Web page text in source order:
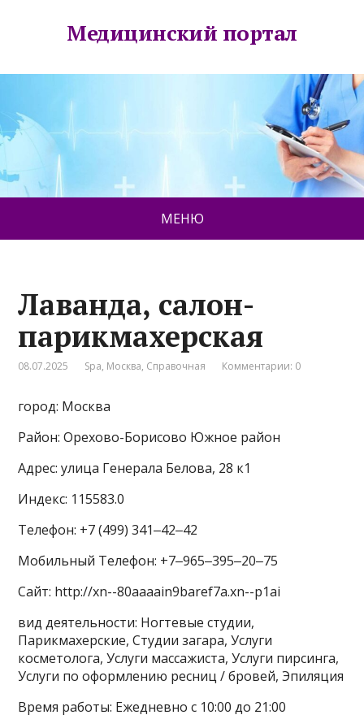
Медицинский портал
МЕНЮ
Лаванда, салон-
парикмахерская
08.07.2025 Spa, Москва, Справочная Комментарии: 0
город: Москва
Район: Орехово-Борисово Южное район
Адрес: улица Генерала Белова, 28 к1
Индекс: 115583.0
Телефон: +7 (499) 341‒42‒42
Мобильный Телефон: +7‒965‒395‒20‒75
Сайт: http://xn--80aaaain9baref7a.xn--p1ai
вид деятельности: Ногтевые студии,
Парикмахерские, Студии загара, Услуги
косметолога, Услуги массажиста, Услуги пирсинга,
Услуги по оформлению ресниц / бровей, Эпиляция
Время работы: Ежедневно с 10:00 до 21:00